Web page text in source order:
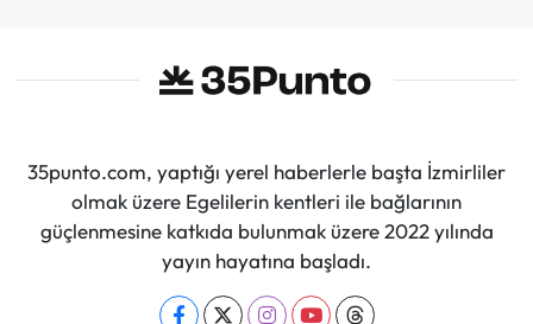
35punto.com, yaptığı yerel haberlerle başta İzmirliler
olmak üzere Egelilerin kentleri ile bağlarının
güçlenmesine katkıda bulunmak üzere 2022 yılında
yayın hayatına başladı.